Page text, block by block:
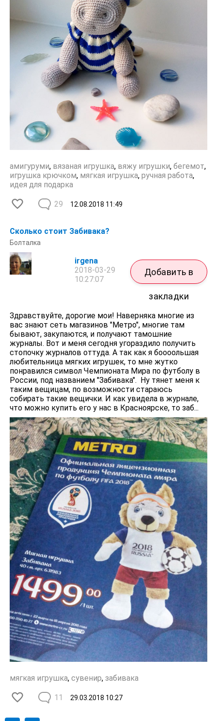
амигуруми, вязаная игрушка, вяжу игрушки, бегемот,
игрушка крючком, мягкая игрушка, ручная работа,
идея для подарка
12.08.2018 11:49
29
Сколько стоит Забивака?
Болталка
irgena
2018-03-29
10:27:07
Добавить в
закладки
Здравствуйте, дорогие мои! Наверняка многие из
вас знают сеть магазинов "Метро", многие там
бывают, закупаются, и получают тамошние
журналы. Вот и меня сегодня угораздило получить
стопочку журналов оттуда. А так как я боооольшая
любительница мягких игрушек, то мне жутко
понравился символ Чемпионата Мира по футболу в
России, под названием "Забивака". Ну тянет меня к
таким вещицам, по возможности стараюсь
собирать такие вещички. И как увидела в журнале,
что можно купить его у нас в Красноярске, то заб...
мягкая игрушка, сувенир, забивака
29.03.2018 10:27
11